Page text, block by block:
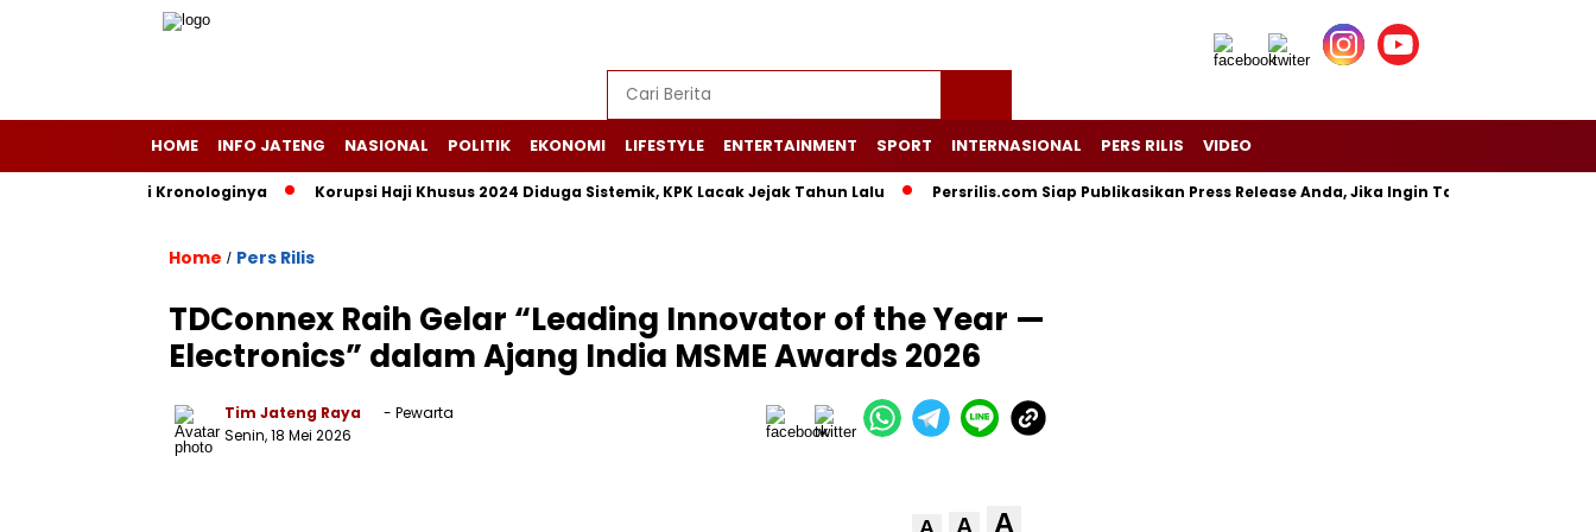
HOME INFO JATENG NASIONAL POLITIK EKONOMI LIFESTYLE ENTERTAINMENT SPORT INTERNASIONAL PERS RILIS VIDEO
Angin, Ini Kronologinya Korupsi Haji Khusus 2024 Diduga Sistemik, KPK Lacak Jejak Tahun Lalu Persrilis.com Siap Publikasikan Press Release Anda, Jika Ingin Tampil di Media Ekonomi
Home / Pers Rilis
TDConnex Raih Gelar “Leading Innovator of the Year —
Electronics” dalam Ajang India MSME Awards 2026
Tim Jateng Raya
- Pewarta
Senin, 18 Mei 2026
A A A